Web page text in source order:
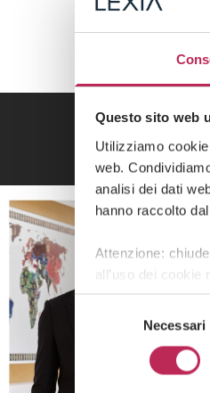
Questo sito web
Utilizziamo
web.
analisi dei dati
hanno raccolto
Attenzione:
all’uso dei cookie
Necessari